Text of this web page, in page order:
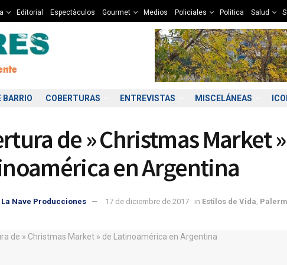
Editorial Espectàculos Gourmet Medios Policiales Polìtica Salud
BARRIO COBERTURAS ENTREVISTAS MISCELÁNEAS
de » Christmas Market
en Argentina
La Nave Producciones 17 de diciembre de 2017 in Estilos de Vida
9°C 9°C 8°C 8°C 8°C 8°C
06:00